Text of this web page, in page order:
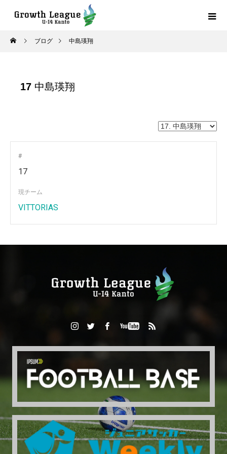
ブログ 中島瑛翔
17 中島瑛翔
#
17
現チーム
VITTORIAS